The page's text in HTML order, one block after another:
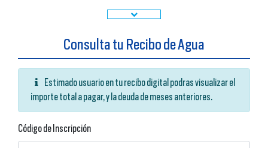
Mesa de Partes
Virtual
Libro de
Reclamaciones
Virtual
Solicitud de
Acceso a la
Información
Pública
Virtual
Consulta tu Recibo de Agua
Estimado usuario en tu recibo digital podras visualizar el
importe total a pagar, y la deuda de meses anteriores.
Código de Inscripción